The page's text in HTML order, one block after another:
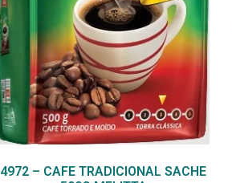
4972 – CAFE TRADICIONAL SACHE